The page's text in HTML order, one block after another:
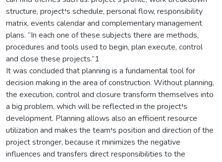
structure, projectיs schedule, personal flow, responsibility
matrix, events calendar and complementary management
plans. “In each one of these subjects there are methods,
procedures and tools used to begin, plan execute, control
and close these projects.”1
It was concluded that planning is a fundamental tool for
decision making in the area of construction. Without planning,
the execution, control and closure transform themselves into
a big problem, which will be reflected in the projectיs
development. Planning allows also an efficient resource
utilization and makes the teamיs position and direction of the
project stronger, because it minimizes the negative
influences and transfers direct responsibilities to the